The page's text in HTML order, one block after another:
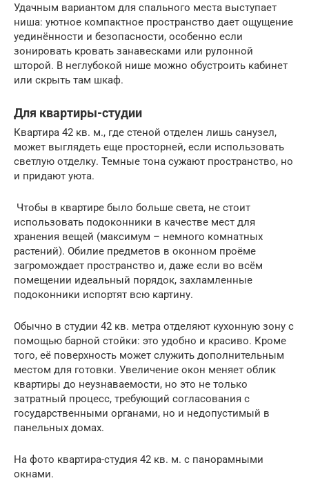
Удачным вариантом для спального места выступает
ниша: уютное компактное пространство дает ощущение
уединённости и безопасности, особенно если
зонировать кровать занавесками или рулонной
шторой. В неглубокой нише можно обустроить кабинет
или скрыть там шкаф.
Для квартиры-студии
Квартира 42 кв. м., где стеной отделен лишь санузел,
может выглядеть еще просторней, если использовать
светлую отделку. Темные тона сужают пространство, но
и придают уюта.
Чтобы в квартире было больше света, не стоит
использовать подоконники в качестве мест для
хранения вещей (максимум – немного комнатных
растений). Обилие предметов в оконном проёме
загромождает пространство и, даже если во всём
помещении идеальный порядок, захламленные
подоконники испортят всю картину.
Обычно в студии 42 кв. метра отделяют кухонную зону с
помощью барной стойки: это удобно и красиво. Кроме
того, её поверхность может служить дополнительным
местом для готовки. Увеличение окон меняет облик
квартиры до неузнаваемости, но это не только
затратный процесс, требующий согласования с
государственными органами, но и недопустимый в
панельных домах.
На фото квартира-студия 42 кв. м. с панорамными
окнами.